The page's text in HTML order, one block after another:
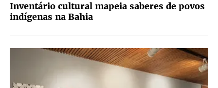
Inventário cultural mapeia saberes de povos
indígenas na Bahia